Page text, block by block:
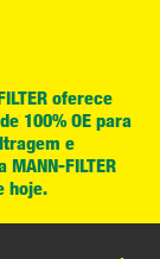
oferece
100% OE para
e
FILTER
hoje.